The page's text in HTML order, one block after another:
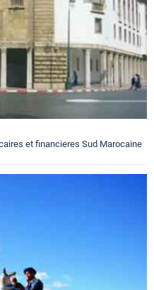
et financieres Sud Marocaine